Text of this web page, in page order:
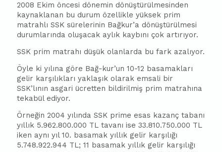
2008 Ekim öncesi dönemin dönüştürülmesinden
kaynaklanan bu durum özellikle yüksek prim
matrahlı SSK sürelerinin Bağkur’a dönüştürülmesi
durumlarında oluşacak aylık kaybını çok artırıyor.
SSK prim matrahı düşük olanlarda bu fark azalıyor.
Öyle ki yılına göre Bağ-kur’un 10-12 basamakları
gelir karşılıkları yaklaşık olarak emsali bir
SSK’lının asgari ücretten bildirilmiş prim matrahına
tekabül ediyor.
Örneğin 2004 yılında SSK prime esas kazanç tabanı
yıllık 5.962.800.000 TL tavanı ise 33.810.750.000 TL
iken aynı yıl 10. basamak yıllık gelir karşılığı
5.748.922.944 TL; 11 basamak yıllık gelir karşılığı